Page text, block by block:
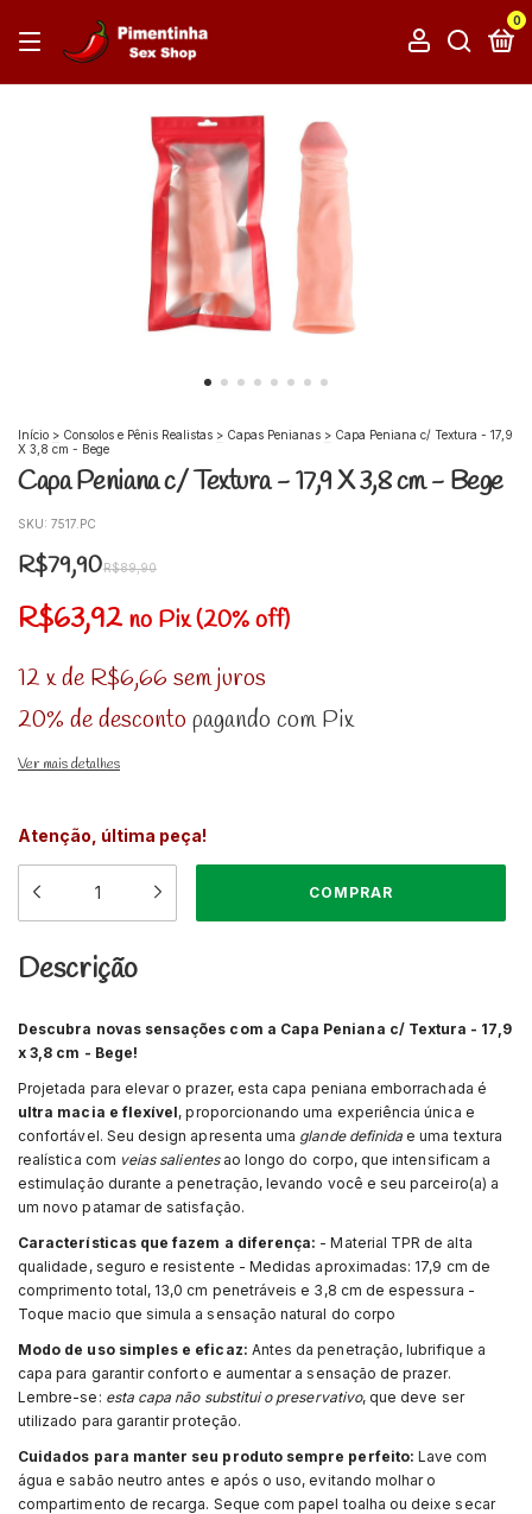
0
Início > Consolos e Pênis Realistas > Capas Penianas > Capa Peniana c/ Textura - 17,9
X 3,8 cm - Bege
Capa Peniana c/ Textura - 17,9 X 3,8 cm - Bege
SKU: 7517.PC
R$79,90R$89,90
R$63,92 no Pix (20% off)
12 xde R$6,66 sem juros
20% de desconto pagando com Pix
Ver mais detalhes
Atenção, última peça!
Descrição
Descubra novas sensações com a Capa Peniana c/ Textura - 17,9
x 3,8 cm - Bege!
Projetada para elevar o prazer, esta capa peniana emborrachada é
ultra macia e flexível, proporcionando uma experiência única e
confortável. Seu design apresenta uma glande definida e uma textura
realística com veias salientesao longo do corpo, que intensificam a
estimulação durante a penetração, levando você e seu parceiro(a) a
um novo patamar de satisfação.
Características que fazem a diferença: - Material TPR de alta
qualidade, seguro e resistente - Medidas aproximadas: 17,9 cm de
comprimento total, 13,0 cm penetráveis e 3,8 cm de espessura -
Toque macio que simula a sensação natural do corpo
Modo de uso simples e eficaz: Antes da penetração, lubrifique a
capa para garantir conforto e aumentar a sensação de prazer.
Lembre-se: esta capa não substitui o preservativo, que deve ser
utilizado para garantir proteção.
Cuidados para manter seu produto sempre perfeito: Lave com
água e sabão neutro antes e após o uso, evitando molhar o
compartimento de recarga. Seque com papel toalha ou deixe secar